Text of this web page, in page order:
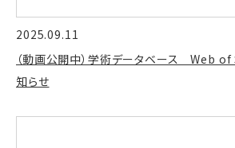
2025.09.11
（動画公開中）学術データベース Web
知らせ